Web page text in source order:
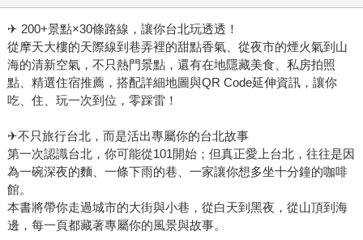
✈ 200+景點×30條路線，讓你台北玩透透！
從摩天大樓的天際線到巷弄裡的甜點香氣、從夜市的煙火氣到山
海的清新空氣，不只熱門景點，還有在地隱藏美食、私房拍照
點、精選住宿推薦，搭配詳細地圖與QR Code延伸資訊，讓你
吃、住、玩一次到位，零踩雷！
✈不只旅行台北，而是活出專屬你的台北故事
第一次認識台北，你可能從101開始；但真正愛上台北，往往是因
為一碗深夜的麵、一條下雨的巷、一家讓你想多坐十分鐘的咖啡
館。
本書將帶你走過城市的大街與小巷，從白天到黑夜，從山頂到海
邊，每一頁都藏著專屬你的風景與故事。